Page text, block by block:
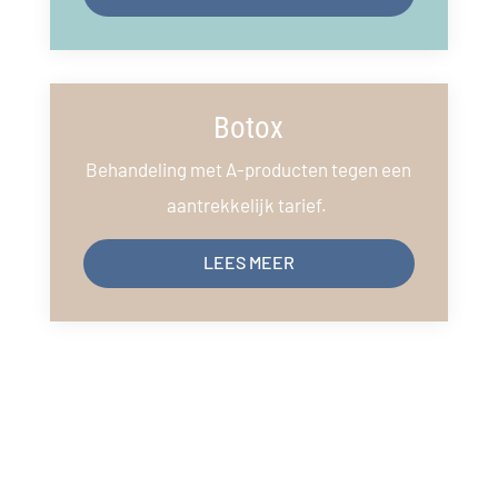
Botox
Behandeling met A-producten tegen een
aantrekkelijk tarief.
LEES MEER